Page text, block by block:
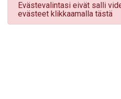
Evästevalintasi eivät salli
evästeet klikkaamalla tästä